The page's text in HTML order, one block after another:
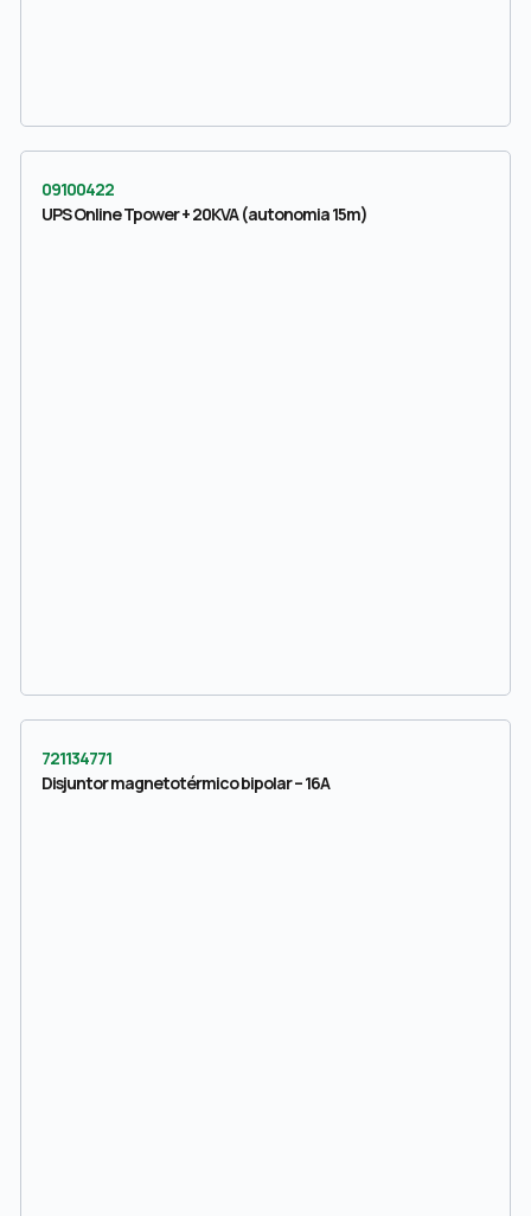
09100422
UPS Online Tpower + 20KVA (autonomia 15m)
721134771
Disjuntor magnetotérmico bipolar – 16A